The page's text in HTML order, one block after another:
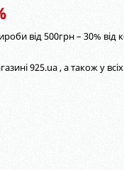
від 500грн – 30% від
925.ua , а також у